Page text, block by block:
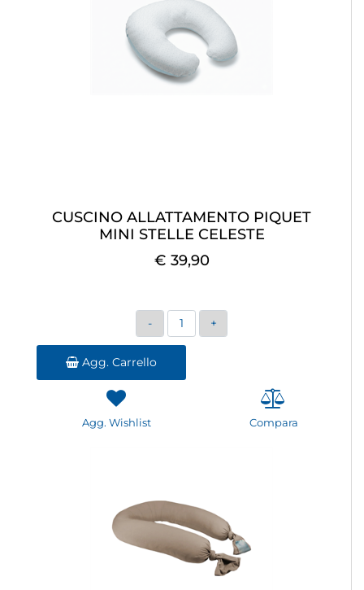
CUSCINO ALLATTAMENTO PIQUET
MINI STELLE CELESTE
€ 39,90
Quantità
Agg. Carrello
Agg. Wishlist Compara